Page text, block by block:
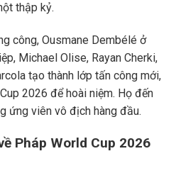
thập kỷ.
công, Ousmane Dembélé ở
Michael Olise, Rayan Cherki,
tạo thành lớp tấn công mới,
2026 để hoài niệm. Họ đến
ứng viên vô địch hàng đầu.
Pháp World Cup 2026